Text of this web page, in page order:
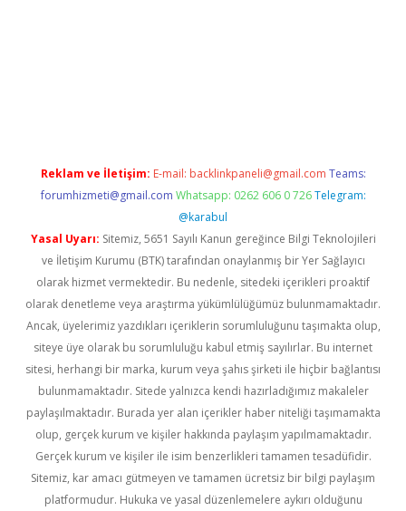
Reklam ve İletişim: E-mail: backlinkpaneli@gmail.com Teams:
forumhizmeti@gmail.com Whatsapp: 0262 606 0 726 Telegram:
@karabul
Yasal Uyarı: Sitemiz, 5651 Sayılı Kanun gereğince Bilgi Teknolojileri
ve İletişim Kurumu (BTK) tarafından onaylanmış bir Yer Sağlayıcı
olarak hizmet vermektedir. Bu nedenle, sitedeki içerikleri proaktif
olarak denetleme veya araştırma yükümlülüğümüz bulunmamaktadır.
Ancak, üyelerimiz yazdıkları içeriklerin sorumluluğunu taşımakta olup,
siteye üye olarak bu sorumluluğu kabul etmiş sayılırlar. Bu internet
sitesi, herhangi bir marka, kurum veya şahıs şirketi ile hiçbir bağlantısı
bulunmamaktadır. Sitede yalnızca kendi hazırladığımız makaleler
paylaşılmaktadır. Burada yer alan içerikler haber niteliği taşımamakta
olup, gerçek kurum ve kişiler hakkında paylaşım yapılmamaktadır.
Gerçek kurum ve kişiler ile isim benzerlikleri tamamen tesadüfidir.
Sitemiz, kar amacı gütmeyen ve tamamen ücretsiz bir bilgi paylaşım
platformudur. Hukuka ve yasal düzenlemelere aykırı olduğunu